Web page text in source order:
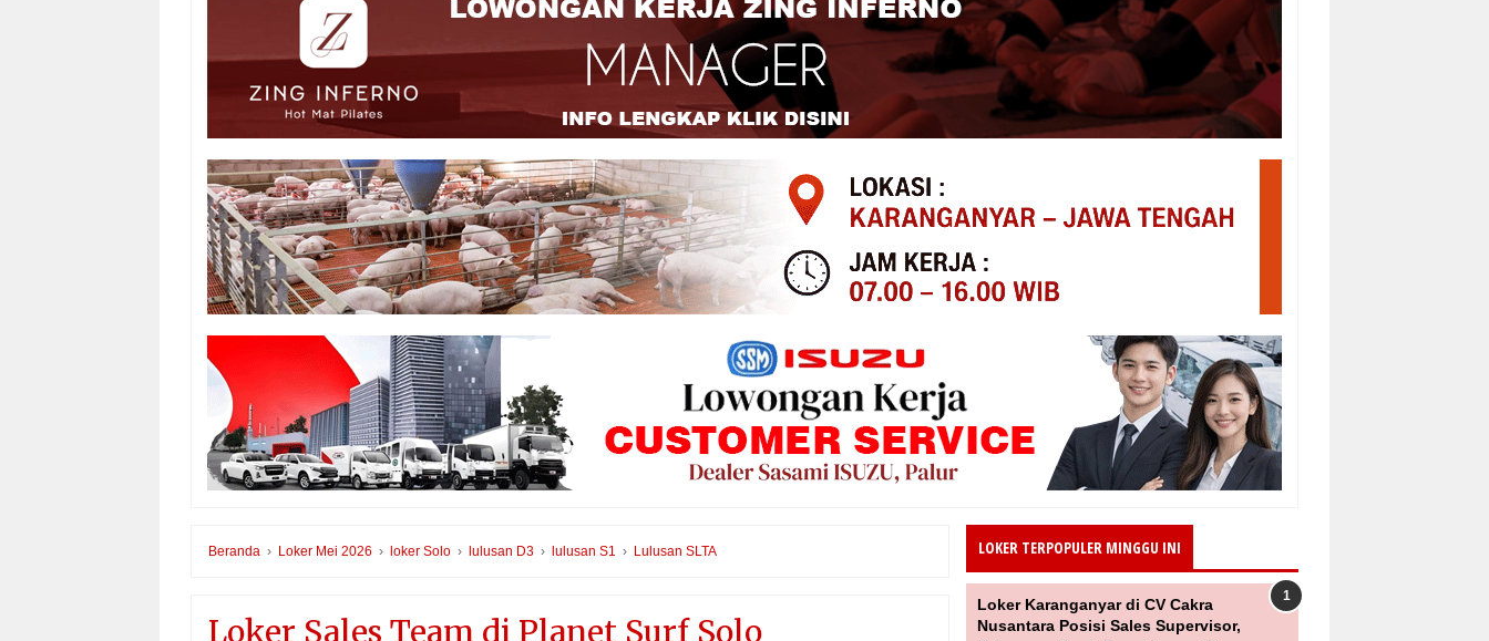
Beranda › Loker Mei 2026 › loker Solo › lulusan D3 › lulusan S1 › Lulusan SLTA
Loker Sales Team di Planet Surf Solo
LOKER TERPOPULER MINGGU INI
Loker Karanganyar di CV Cakra
Nusantara Posisi Sales Supervisor,